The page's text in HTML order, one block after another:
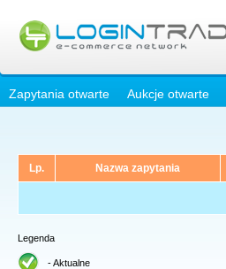
Zapytania otwarte Aukcje otwarte
Lp. Nazwa zapytania
Legenda
- Aktualne